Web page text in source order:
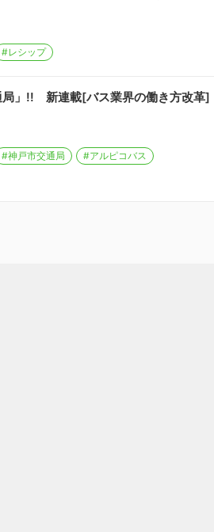
#レシップ
局」!! 新連載[バス業界の働き方改革]
#神戸市交通局
#アルピコバス